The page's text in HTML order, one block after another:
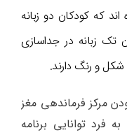
نشان داده اند که کودکان دو زبانه
تک زبانه در جداسازی
و رنگ دارند.
مرکز فرماندهی مغز
فرد توانایی برنامه